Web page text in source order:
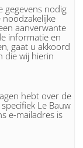
gegevens nodig
aanverwante
informatie en
gaat u akkoord
die wij hierin
hebt over de
Le Bauw
e-mailadres is